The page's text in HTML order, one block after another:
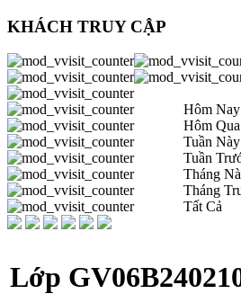
KHÁCH TRUY CẬP
Hôm Nay
Hôm Qua
Tuần Này
Tuần
Tháng
Tháng
Tất Cả
Lớp